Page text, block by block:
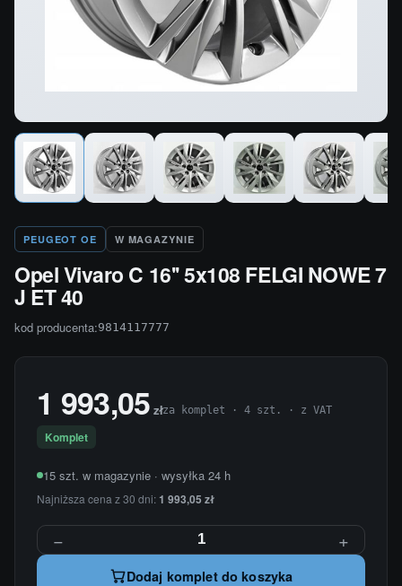
PEUGEOT OE W MAGAZYNIE
Opel Vivaro C 16'' 5x108 FELGI NOWE 7
J ET 40
kod producenta:9814117777
1 993,05 złza komplet · 4 szt. · z VAT
Komplet
15 szt. w magazynie · wysyłka 24 h
Najniższa cena z 30 dni:1 993,05 zł
− +
Dodaj komplet do koszyka